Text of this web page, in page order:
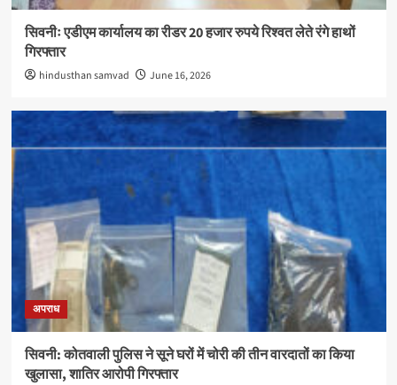
सिवनीः एडीएम कार्यालय का रीडर 20 हजार रुपये रिश्वत लेते रंगे हाथों
गिरफ्तार
hindusthan samvad June 16, 2026
अपराध
सिवनी: कोतवाली पुलिस ने सूने घरों में चोरी की तीन वारदातों का किया
खुलासा, शातिर आरोपी गिरफ्तार